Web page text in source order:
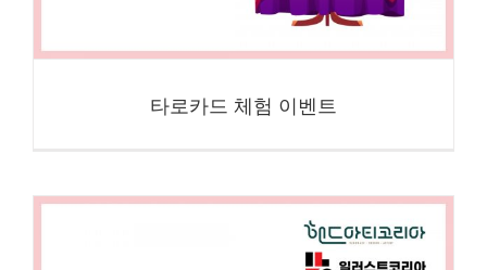
타로카드 체험 이벤트